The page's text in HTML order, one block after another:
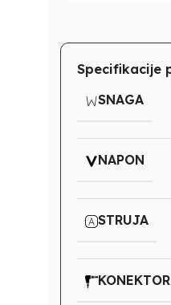
Specifikacije
SNAGA
NAPON
STRUJA
KONEKTOR